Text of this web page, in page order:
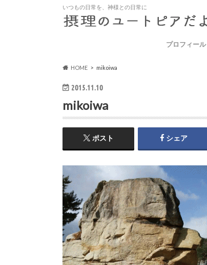
いつもの日常を、神様との日常に
プロフィール
HOME mikoiwa
2015.11.10
mikoiwa
ポスト シェア